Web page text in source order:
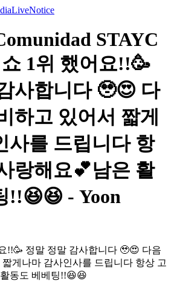
LiveNotice
STAYC
1위 했어요!!🥳
사합니다 🥹😍 다
하고 있어서 짧게
사를 드립니다 항
랑해요💕남은 활
!!😆😆 - Yoon
!!🥳 정말 정말 감사합니다 🥹😍 다음
게나마 감사인사를 드립니다 항상 고
동도 베베팅!!😆😆